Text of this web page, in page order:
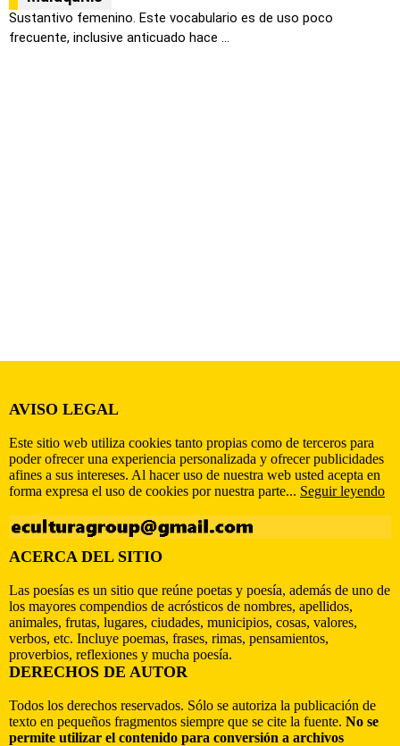
Sustantivo femenino. Este vocabulario es de uso poco
frecuente, inclusive anticuado hace ...
AVISO LEGAL
Este sitio web utiliza cookies tanto propias como de terceros para
poder ofrecer una experiencia personalizada y ofrecer publicidades
afines a sus intereses. Al hacer uso de nuestra web usted acepta en
forma expresa el uso de cookies por nuestra parte... Seguir leyendo
ACERCA DEL SITIO
Las poesías es un sitio que reúne poetas y poesía, además de uno de
los mayores compendios de acrósticos de nombres, apellidos,
animales, frutas, lugares, ciudades, municipios, cosas, valores,
verbos, etc. Incluye poemas, frases, rimas, pensamientos,
proverbios, reflexiones y mucha poesía.
DERECHOS DE AUTOR
Todos los derechos reservados. Sólo se autoriza la publicación de
texto en pequeños fragmentos siempre que se cite la fuente. No se
permite utilizar el contenido para conversión a archivos